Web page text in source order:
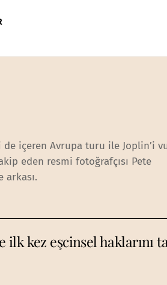
de içeren Avrupa turu ile Joplin’i
eden resmi fotoğrafçısı Pete
arkası.
kez eşcinsel haklarını